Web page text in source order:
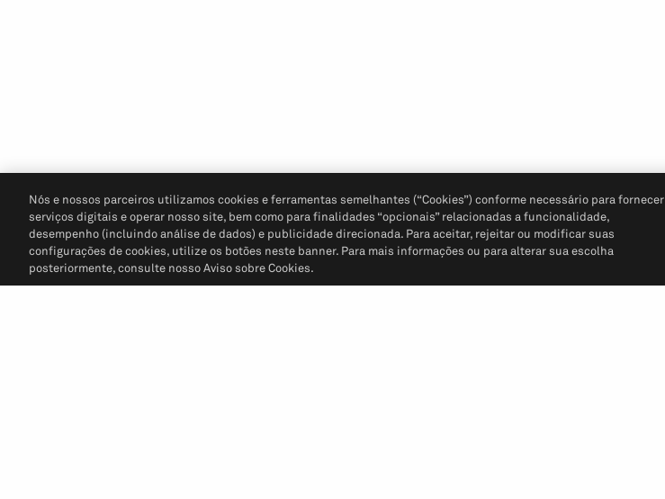
Nós e nossos parceiros utilizamos cookies e ferramentas semelhantes (“Cookies”) conforme necessário para fornecer
serviços digitais e operar nosso site, bem como para finalidades “opcionais” relacionadas a funcionalidade,
desempenho (incluindo análise de dados) e publicidade direcionada. Para aceitar, rejeitar ou modificar suas
configurações de cookies, utilize os botões neste banner. Para mais informações ou para alterar sua escolha
posteriormente, consulte nosso Aviso sobre Cookies.